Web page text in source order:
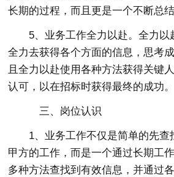
长期的过程，而且更是一个不断总
5、业务工作全力以赴。全力以
全力去获得各个方面的信息，思考
且全力以赴使用各种方法获得关键
认可，以在招标时获得最终的成功。
三、岗位认识
1、业务工作不仅是简单的先查
甲方的工作，而是一个通过长期工
多种方法查找到有效信息，并通过